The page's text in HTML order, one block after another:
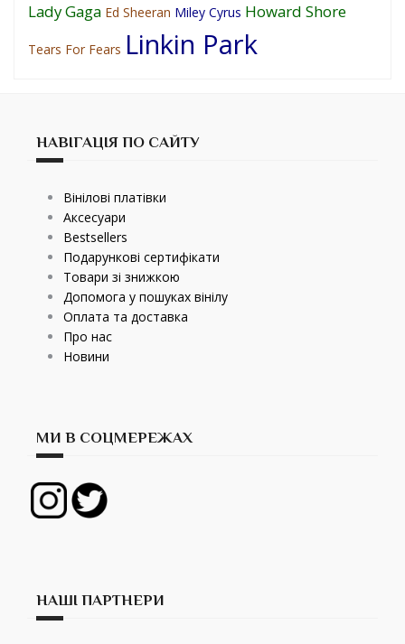
Lady Gaga Ed Sheeran Miley Cyrus Howard Shore
Tears For Fears Linkin Park
НАВІГАЦІЯ ПО САЙТУ
Вінілові платівки
Аксесуари
Bestsellers
Подарункові сертифікати
Товари зі знижкою
Допомога у пошуках вінілу
Оплата та доставка
Про нас
Новини
МИ В СОЦМЕРЕЖАХ
НАШІ ПАРТНЕРИ